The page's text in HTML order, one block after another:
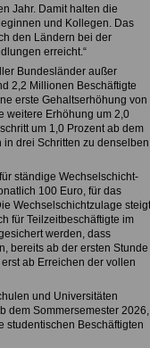
Jahr. Damit halten die
und Kollegen. Das
den Ländern bei der
erreicht.“
Bundesländer außer
2,2 Millionen Beschäftigte
erste Gehaltserhöhung von
weitere Erhöhung um 2,0
um 1,0 Prozent ab dem
in drei Schritten zu denselben
ständige Wechselschicht-
100 Euro, für das
Wechselschichtzulage steigt
für Teilzeitbeschäftigte im
werden, dass
bereits ab der ersten Stunde
ab Erreichen der vollen
und Universitäten
dem Sommersemester 2026,
studentischen Beschäftigten